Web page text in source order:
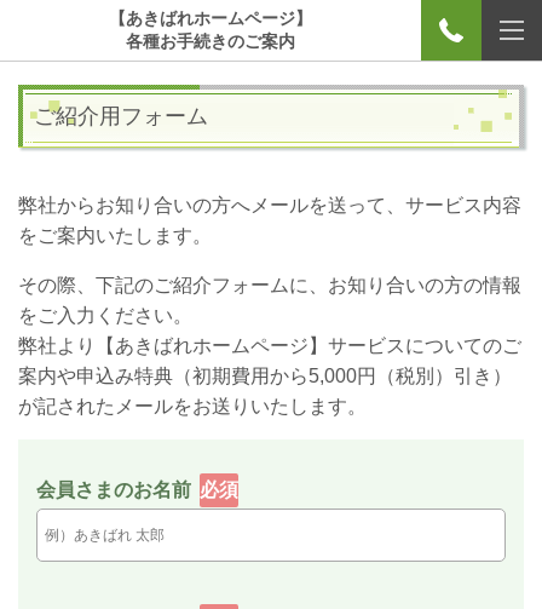
【あきばれホームページ】
各種お手続きのご案内
ご紹介用フォーム
弊社からお知り合いの方へメールを送って、サービス内容
をご案内いたします。
その際、下記のご紹介フォームに、お知り合いの方の情報
をご入力ください。
弊社より【あきばれホームページ】サービスについてのご
案内や申込み特典（初期費用から5,000円（税別）引き）
が記されたメールをお送りいたします。
会員さまのお名前 必須